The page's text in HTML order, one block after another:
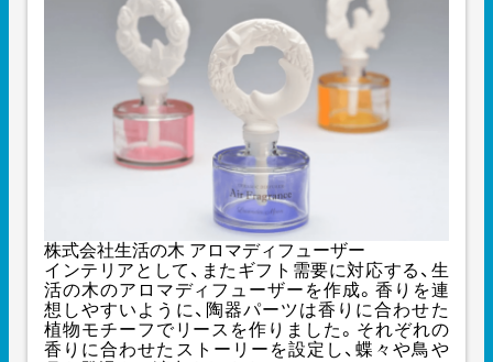
株式会社生活の木 アロマディフューザー
インテリアとして、またギフト需要に対応する、生
活の木のアロマディフューザーを作成。香りを連
想しやすいように、陶器パーツは香りに合わせた
植物モチーフでリースを作りました。それぞれの
香りに合わせたストーリーを設定し、蝶々や鳥や